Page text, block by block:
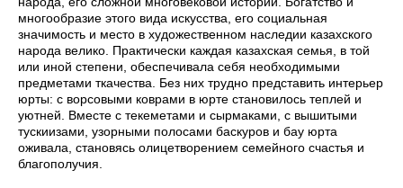
многообразие этого вида искусства, его социальная
значимость и место в художественном наследии казахского
народа велико. Практически каждая казахская семья, в той
или иной степени, обеспечивала себя необходимыми
предметами ткачества. Без них трудно представить интерьер
юрты: с ворсовыми коврами в юрте становилось теплей и
уютней. Вместе с текеметами и сырмаками, с вышитыми
тускиизами, узорными полосами баскуров и бау юрта
оживала, становясь олицетворением семейного счастья и
благополучия.